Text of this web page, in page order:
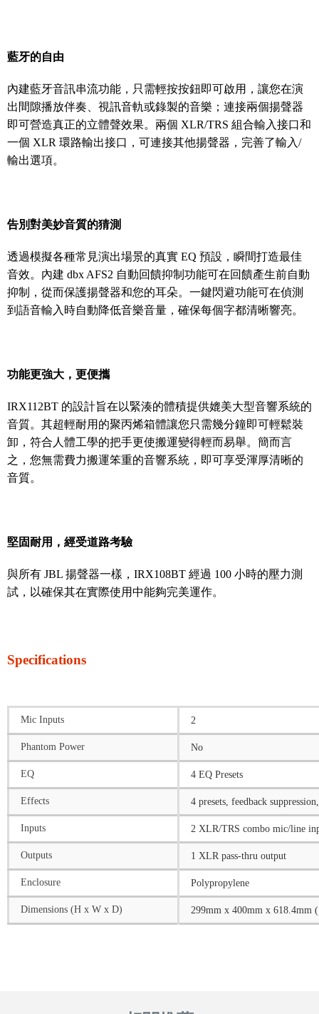
藍牙的自由
內建藍牙音訊串流功能，只需輕按按鈕即可啟用，讓您在演
出間隙播放伴奏、視訊音軌或錄製的音樂；連接兩個揚聲器
即可營造真正的立體聲效果。兩個 XLR/TRS 組合輸入接口和
一個 XLR 環路輸出接口，可連接其他揚聲器，完善了輸入/
輸出選項。
告別對美妙音質的猜測
透過模擬各種常見演出場景的真實 EQ 預設，瞬間打造最佳
音效。內建 dbx AFS2 自動回饋抑制功能可在回饋產生前自動
抑制，從而保護揚聲器和您的耳朵。一鍵閃避功能可在偵測
到語音輸入時自動降低音樂音量，確保每個字都清晰響亮。
功能更強大，更便攜
IRX112BT 的設計旨在以緊湊的體積提供媲美大型音響系統的
音質。其超輕耐用的聚丙烯箱體讓您只需幾分鐘即可輕鬆裝
卸，符合人體工學的把手更使搬運變得輕而易舉。簡而言
之，您無需費力搬運笨重的音響系統，即可享受渾厚清晰的
音質。
堅固耐用，經受道路考驗
與所有 JBL 揚聲器一樣，IRX108BT 經過 100 小時的壓力測
試，以確保其在實際使用中能夠完美運作。
Specifications
Mic Inputs 2
Phantom Power No
EQ 4 EQ Presets
Effects 4 presets, feedback
Inputs 2 XLR/TRS combo mic/line
Outputs 1 XLR pass-thru output
Enclosure Polypropylene
Dimensions (H x W x D) 299mm x 400mm x 618.4mm